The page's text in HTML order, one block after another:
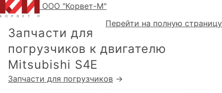
ООО "Корвет-М"
Перейти на полную страницу
Запчасти для
погрузчиков к двигателю
Mitsubishi S4E
Запчасти для погрузчиков →